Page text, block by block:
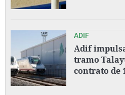
ADIF
Adif
tramo
contrato de